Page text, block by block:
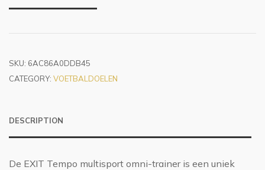
SKU: 6AC86A0DDB45
CATEGORY: VOETBALDOELEN
DESCRIPTION
De EXIT Tempo multisport omni-trainer is een uniek